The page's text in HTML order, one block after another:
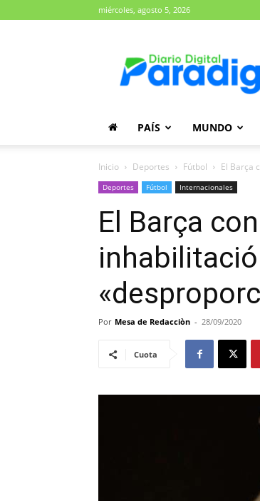
miércoles, agosto 5, 2026
PAÍS MUNDO
Inicio Deportes Fútbol El Barça
Deportes Fútbol Internacionales
El Barça
Por Mesa de Redacciòn - 28/09/2020
Cuota